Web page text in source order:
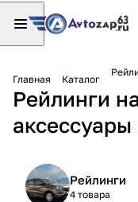
Главная Каталог
Рейлинги
Рейлинги
4 товара